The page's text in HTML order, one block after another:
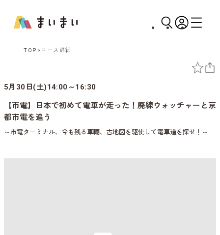
TOP コース詳細
5月30日(土)14:00～16:30
【市電】日本で初めて電車が走った！廃線ウォッチャーと京
都市電を追う
～市電ターミナル、今も残る車輛、古地図を駆使して電車道を探せ！～